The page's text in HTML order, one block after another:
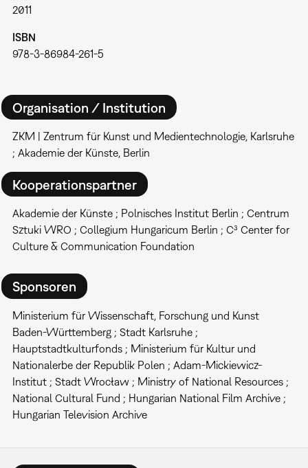
2011
ISBN
978-3-86984-261-5
Organisation / Institution
ZKM | Zentrum für Kunst und Medientechnologie, Karlsruhe
; Akademie der Künste, Berlin
Kooperationspartner
Akademie der Künste ; Polnisches Institut Berlin ; Centrum
Sztuki WRO ; Collegium Hungaricum Berlin ; C³ Center for
Culture & Communication Foundation
Sponsoren
Ministerium für Wissenschaft, Forschung und Kunst
Baden-Württemberg ; Stadt Karlsruhe ;
Hauptstadtkulturfonds ; Ministerium für Kultur und
Nationalerbe der Republik Polen ; Adam-Mickiewicz-
Institut ; Stadt Wrocław ; Ministry of National Resources ;
National Cultural Fund ; Hungarian National Film Archive ;
Hungarian Television Archive